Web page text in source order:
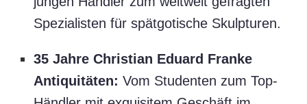
Spezialisten für spätgotische Skulpturen.
35 Jahre Christian Eduard Franke
Antiquitäten: Vom Studenten zum Top-